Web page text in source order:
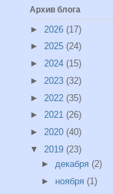
Архив блога
► 2026 (17)
► 2025 (24)
► 2024 (15)
► 2023 (32)
► 2022 (35)
► 2021 (26)
► 2020 (40)
▼ 2019 (23)
► декабря (2)
► ноября (1)